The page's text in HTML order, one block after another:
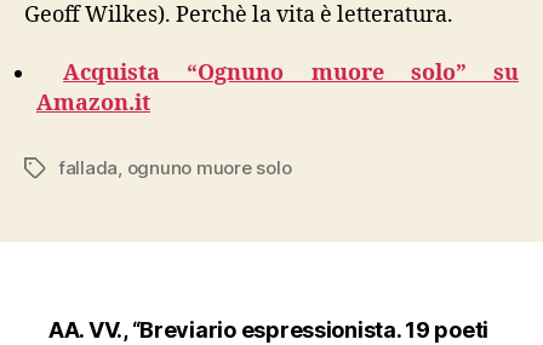
Geoff Wilkes). Perchè la vita è letteratura.
Acquista “Ognuno muore solo” su
Amazon.it
Tagsfallada ognuno muore solo
AA. VV., “Breviario espressionista. 19 poeti